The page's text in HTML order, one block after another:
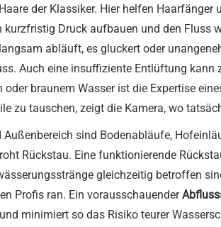
der Klassiker. Hier helfen
kurzfristig Druck aufbauen und den Fluss
abläuft, es gluckert oder
Auch eine insuffiziente Entlüftung kann
oder braunem Wasser ist die Expertise
zu tauschen, zeigt die Kamera, wo
Außenbereich sind Bodenabläufe,
Rückstau. Eine funktionierende
gleichzeitig betroffen
Profis ran. Ein vorausschauender
minimiert so das Risiko teurer